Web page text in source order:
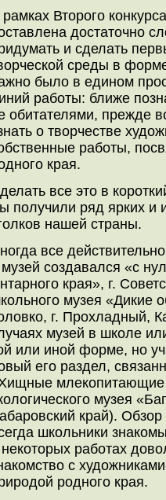
Второго
достаточно
и сделать
среды в
было в едином
работы: ближе
обитателями, прежде
о творчестве
работы,
края.
все это в
получили ряд ярких и
нашей страны.
все
создавался «с
края», г.
музея
г. Прохладный,
музей в школе
или иной форме, но
его раздел,
млекопитающие
музея
край). Обзор
школьники
работах
с
родного края.